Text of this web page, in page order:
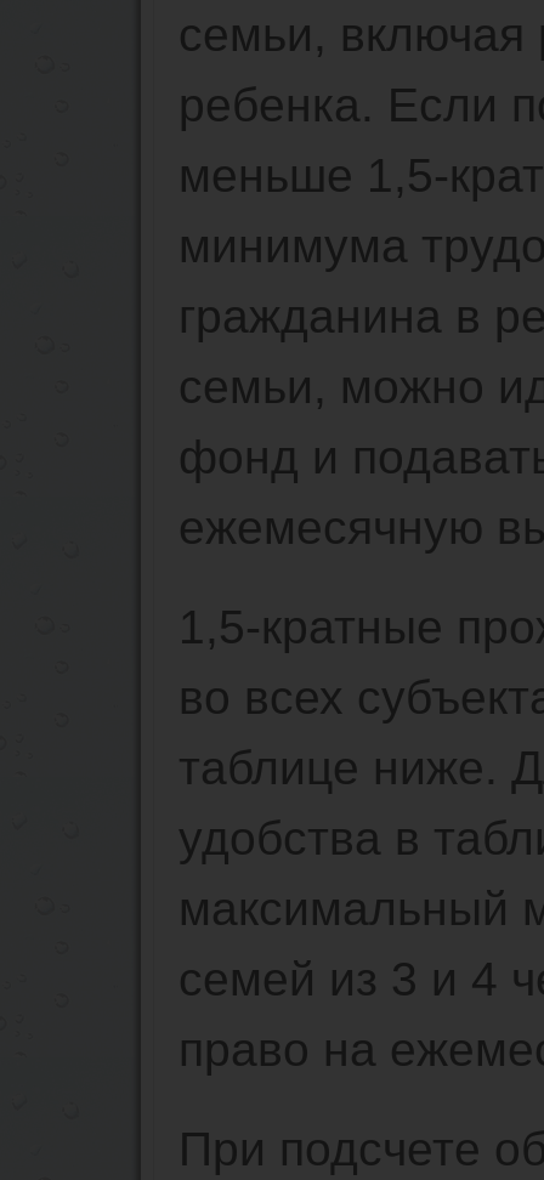
семьи, включая
ребенка. Если
меньше 1,5-
минимума
гражданина в
семьи, можно
фонд и
ежемесячную
1,5-кратные
во всех
таблице ниже.
удобства в
максимальный
семей из 3 и 4
право на
При подсчете